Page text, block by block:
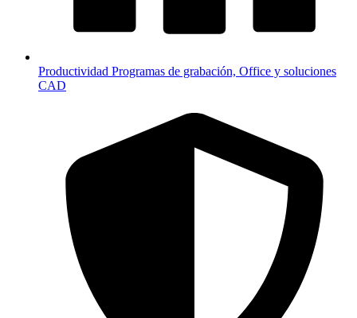
Productividad Programas de grabación, Office y soluciones
CAD